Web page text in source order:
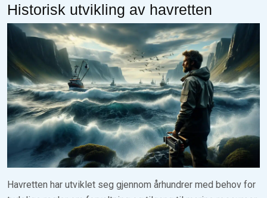
Historisk utvikling av havretten
Havretten har utviklet seg gjennom århundrer med behov for